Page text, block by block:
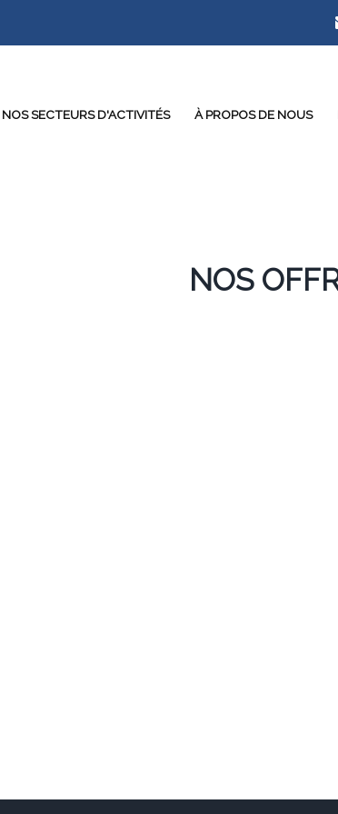
NOS SECTEURS D'ACTIVITÉS À PROPOS DE NOUS
NOS